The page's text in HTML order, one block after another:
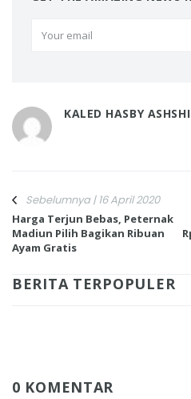
KALED HASBY
Sebelumnya | 16 April 2020
Harga Terjun Bebas, Peternak
Madiun Pilih Bagikan Ribuan
Ayam Gratis
BERITA TERPOPULER
0 KOMENTAR